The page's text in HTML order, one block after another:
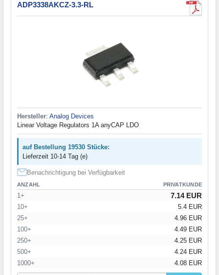
ADP3338AKCZ-3.3-RL
Hersteller: Analog Devices
Linear Voltage Regulators 1A anyCAP LDO
auf Bestellung 19530 Stücke:
Lieferzeit 10-14 Tag (e)
Benachrichtigung bei Verfügbarkeit
ANZAHL PRIVATKUNDE
1+ 7.14 EUR
10+
5.4 EUR
25+
4.96 EUR
100+
4.49 EUR
250+
4.25 EUR
500+
4.24 EUR
1000+
4.08 EUR